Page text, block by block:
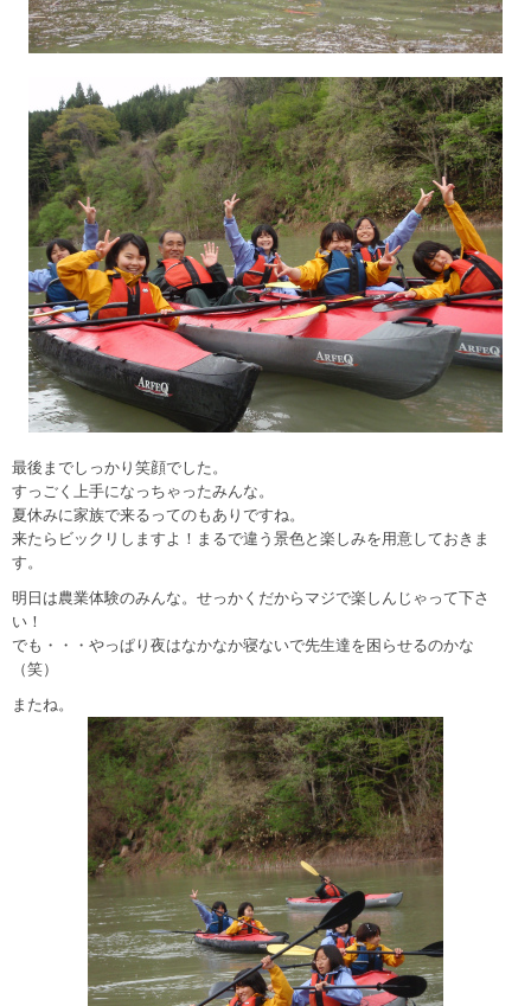
最後までしっかり笑顔でした。
すっごく上手になっちゃったみんな。
夏休みに家族で来るってのもありですね。
来たらビックリしますよ！まるで違う景色と楽しみを用意しておきま
す。
明日は農業体験のみんな。せっかくだからマジで楽しんじゃって下さ
い！
でも・・・やっぱり夜はなかなか寝ないで先生達を困らせるのかな
（笑）
またね。